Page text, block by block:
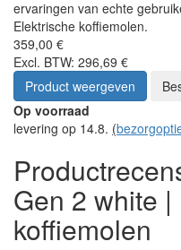
ervaringen van echte
Elektrische koffiemolen.
359,00 €
Excl. BTW: 296,69 €
Product weergeven
Op voorraad
levering op 14.8. (
Gen 2 white
koffiemolen